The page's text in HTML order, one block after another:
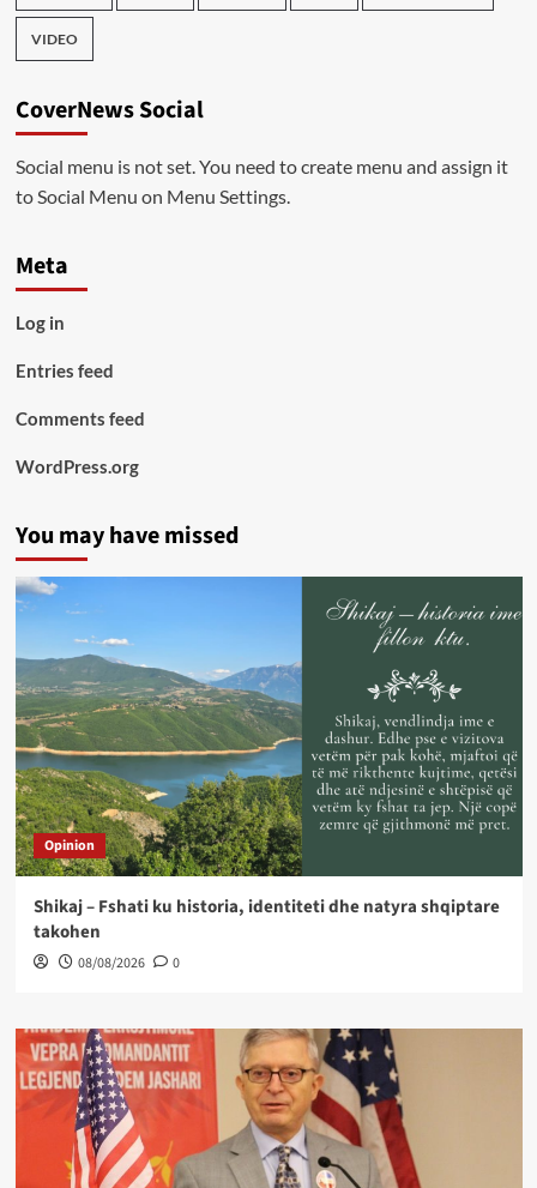
VIDEO
CoverNews Social
Social menu is not set. You need to create menu and assign it
to Social Menu on Menu Settings.
Meta
Log in
Entries feed
Comments feed
WordPress.org
You may have missed
Opinion
Shikaj – Fshati ku historia, identiteti dhe natyra shqiptare
takohen
08/08/2026 0